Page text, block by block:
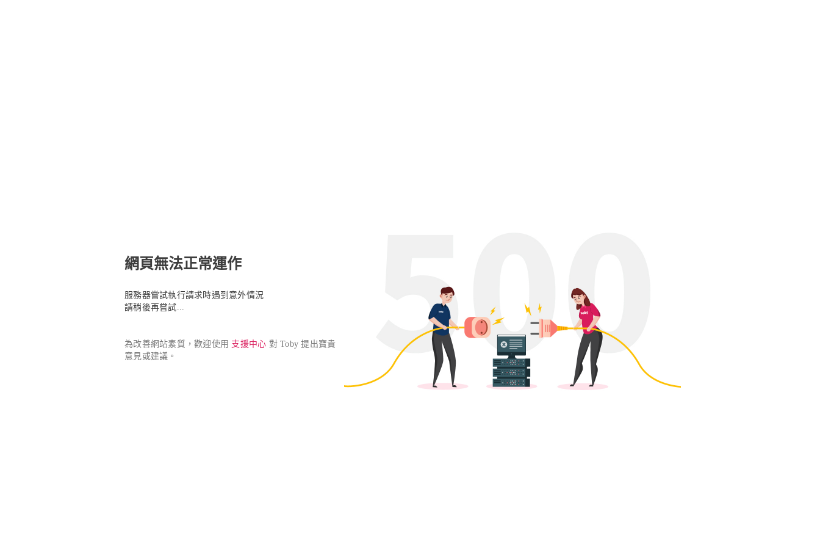
網頁無法正常運作
服務器嘗試執行請求時遇到意外情況
請稍後再嘗試...
為改善網站素質，歡迎使用 支援中心 對 Toby 提出寶貴
意見或建議。